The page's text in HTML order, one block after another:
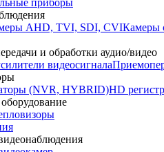
приборы
AHD, TVI, SDI, CVIКамеры
и обработки аудио/видео
видеосигнала
(NVR, HYBRID)HD